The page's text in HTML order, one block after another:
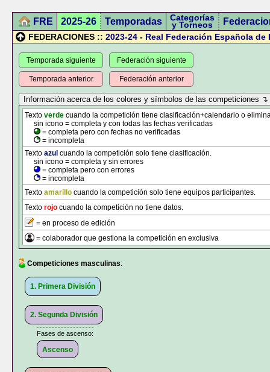
FRE 2025-26 Temporadas Categorías
y Torneos
FEDERACIONES :: 2023-24 - Real Federación Española de
Temporada siguiente
Temporada anterior
Federación siguiente
Federación anterior
Texto verde cuando la competición tiene clasificación+calendario o
sin icono = completa y con todas las fechas verificadas
= completa pero con fechas no verificadas
= incompleta
Texto azul cuando la competición solo tiene clasificación.
sin icono = completa y sin errores
= completa pero con errores
= incompleta
Texto amarillo cuando la competición solo tiene equipos participantes.
Texto rojo cuando la competición no tiene datos.
= en proceso de edición
= colaborador que gestiona la competición en exclusiva
Competiciones masculinas:
1. Primera División
2. Segunda División
Fases de ascenso:
Ascenso